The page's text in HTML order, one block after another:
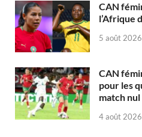
CAN
l’Afrique
5 août 2026
CAN
pour les
match nul
4 août 2026